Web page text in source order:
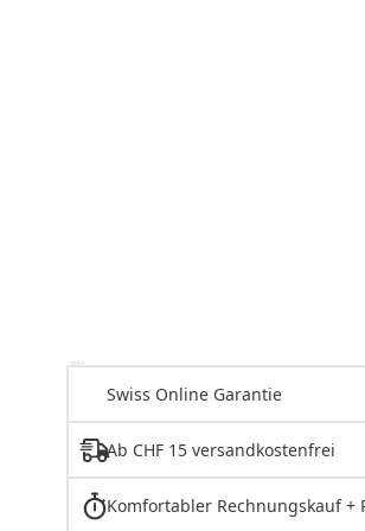
Swiss Online Garantie
Ab CHF 15 versandkostenfrei
Komfortabler Rechnungskauf +